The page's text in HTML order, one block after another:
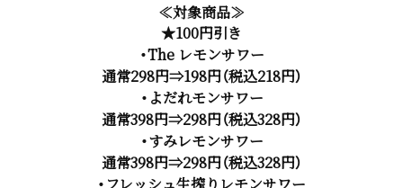
≪対象商品≫
★100円引き
・The レモンサワー
通常298円⇒198円（税込218円）
・よだれモンサワー
通常398円⇒298円（税込328円）
・すみレモンサワー
通常398円⇒298円（税込328円）
・フレッシュ生搾りレモンサワー